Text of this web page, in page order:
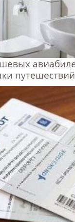
путешествий